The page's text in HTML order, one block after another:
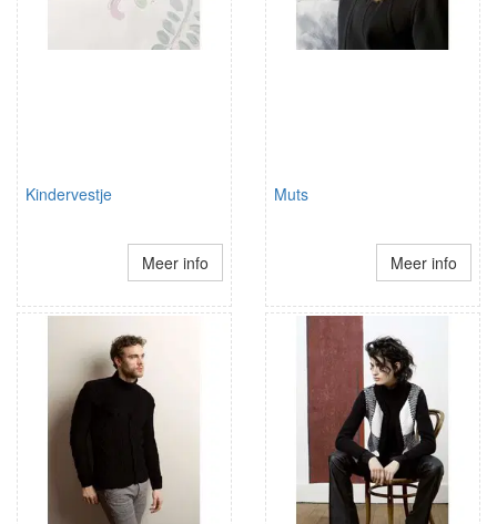
Kindervestje
Meer info
Muts
Meer info